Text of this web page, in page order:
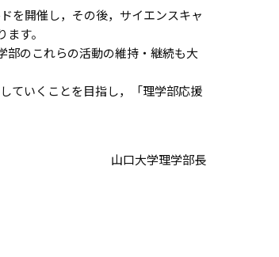
を開催し，その後，サイエンスキャ
す。
部のこれらの活動の維持・継続も大
ていくことを目指し，「理学部応援
学部長